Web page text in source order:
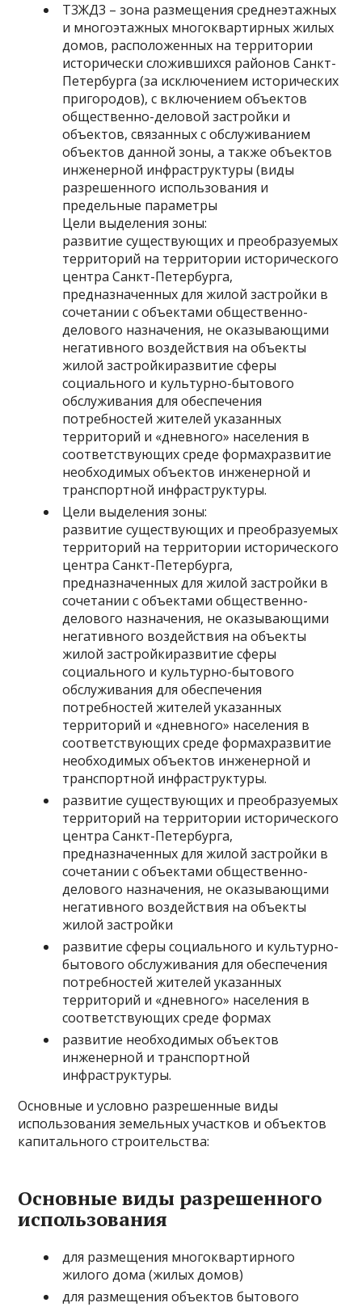
Т3ЖД3 – зона размещения среднеэтажных
и многоэтажных многоквартирных жилых
домов, расположенных на территории
исторически сложившихся районов Санкт-
Петербурга (за исключением исторических
пригородов), с включением объектов
общественно-деловой застройки и
объектов, связанных с обслуживанием
объектов данной зоны, а также объектов
инженерной инфраструктуры (виды
разрешенного использования и
предельные параметры
Цели выделения зоны:
развитие существующих и преобразуемых
территорий на территории исторического
центра Санкт-Петербурга,
предназначенных для жилой застройки в
сочетании с объектами общественно-
делового назначения, не оказывающими
негативного воздействия на объекты
жилой застройкиразвитие сферы
социального и культурно-бытового
обслуживания для обеспечения
потребностей жителей указанных
территорий и «дневного» населения в
соответствующих среде формахразвитие
необходимых объектов инженерной и
транспортной инфраструктуры.
Цели выделения зоны:
развитие существующих и преобразуемых
территорий на территории исторического
центра Санкт-Петербурга,
предназначенных для жилой застройки в
сочетании с объектами общественно-
делового назначения, не оказывающими
негативного воздействия на объекты
жилой застройкиразвитие сферы
социального и культурно-бытового
обслуживания для обеспечения
потребностей жителей указанных
территорий и «дневного» населения в
соответствующих среде формахразвитие
необходимых объектов инженерной и
транспортной инфраструктуры.
развитие существующих и преобразуемых
территорий на территории исторического
центра Санкт-Петербурга,
предназначенных для жилой застройки в
сочетании с объектами общественно-
делового назначения, не оказывающими
негативного воздействия на объекты
жилой застройки
развитие сферы социального и культурно-
бытового обслуживания для обеспечения
потребностей жителей указанных
территорий и «дневного» населения в
соответствующих среде формах
развитие необходимых объектов
инженерной и транспортной
инфраструктуры.
Основные и условно разрешенные виды
использования земельных участков и объектов
капитального строительства:
Основные виды разрешенного
использования
для размещения многоквартирного
жилого дома (жилых домов)
для размещения объектов бытового